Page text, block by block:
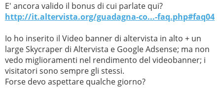
E' ancora valido il bonus di cui parlate qui?
http://it.altervista.org/guadagna-co...-faq.php#faq04
Io ho inserito il Video banner di altervista in alto + un
large Skycraper di Altervista e Google Adsense; ma non
vedo miglioramenti nel rendimento del videobanner; i
visitatori sono sempre gli stessi.
Forse devo aspettare qualche giorno?